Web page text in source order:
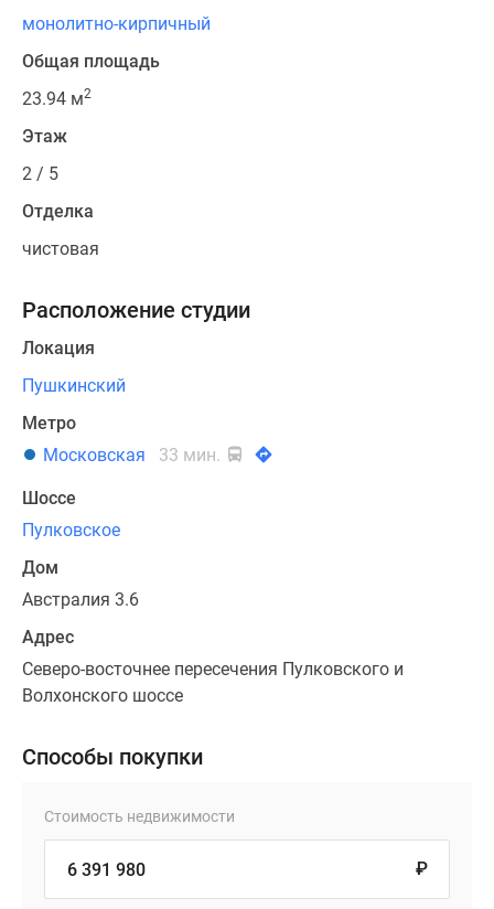
монолитно-кирпичный
Общая площадь
23.94 м2
Этаж
2 / 5
Отделка
чистовая
Расположение студии
Локация
Пушкинский
Метро
Московская
33 мин.
Шоссе
Пулковское
Дом
Австралия 3.6
Адрес
Северо-восточнее пересечения Пулковского и
Волхонского шоссе
Способы покупки
Стоимость недвижимости
₽